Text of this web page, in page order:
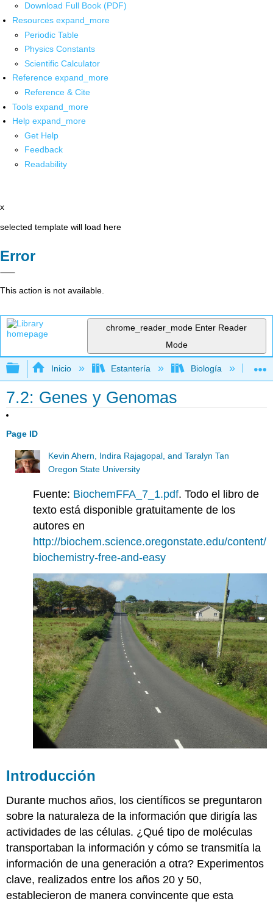
Download Full Book (PDF)
Resources expand_more
Periodic Table
Physics Constants
Scientific Calculator
Reference expand_more
Reference & Cite
Tools expand_more
Help expand_more
Get Help
Feedback
Readability
x
selected template will load here
Error
This action is not available.
chrome_reader_mode Enter Reader
Mode
Expandir/contraer jerarquía global
Inicio Estantería Biología
7.2: Genes y Genomas
Page ID
Kevin Ahern, Indira Rajagopal, and Taralyn Tan
Oregon State University
Fuente: BiochemFFA_7_1.pdf. Todo el libro de
texto está disponible gratuitamente de los
autores en
http://biochem.science.oregonstate.edu/content/
biochemistry-free-and-easy
Introducción
Durante muchos años, los científicos se preguntaron
sobre la naturaleza de la información que dirigía las
actividades de las células. ¿Qué tipo de moléculas
transportaban la información y cómo se transmitía la
información de una generación a otra? Experimentos
clave, realizados entre los años 20 y 50,
establecieron de manera convincente que esta